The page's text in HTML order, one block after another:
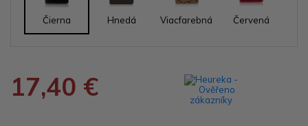
Čierna Hnedá Viacfarebná Červená
17,40 €